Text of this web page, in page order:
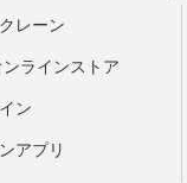
レーン
ラインストア
ン
アプリ